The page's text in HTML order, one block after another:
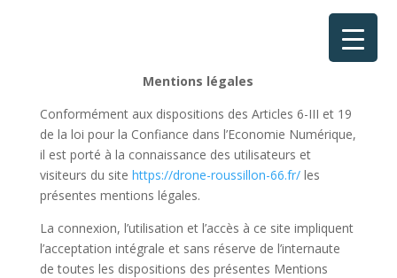
Mentions légales
Conformément aux dispositions des Articles 6-III et 19
de la loi pour la Confiance dans l’Economie Numérique,
il est porté à la connaissance des utilisateurs et
visiteurs du site https://drone-roussillon-66.fr/les
présentes mentions légales.
La connexion, l’utilisation et l’accès à ce site impliquent
l’acceptation intégrale et sans réserve de l’internaute
de toutes les dispositions des présentes Mentions